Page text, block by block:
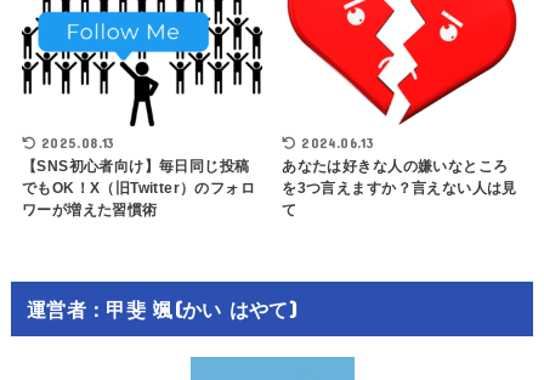
2025.08.13
【SNS初心者向け】毎日同じ投稿
でもOK！X（旧Twitter）のフォロ
ワーが増えた習慣術
2024.06.13
あなたは好きな人の嫌いなところ
を3つ言えますか？言えない人は見
て
運営者：甲斐 颯(かい はやて)